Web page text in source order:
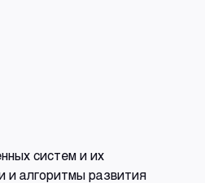
систем и их
и алгоритмы развития